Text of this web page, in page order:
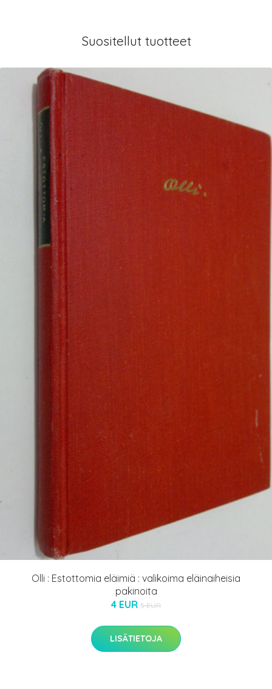
Suositellut tuotteet
Olli : Estottomia eläimiä : valikoima eläinaiheisia
pakinoita
4 EUR 5 EUR
LISÄTIETOJA